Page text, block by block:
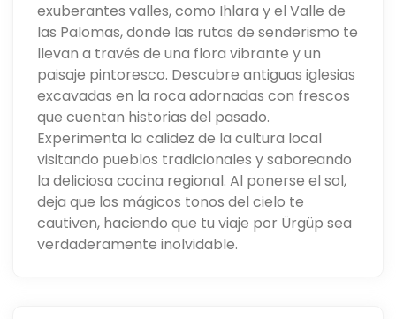
exuberantes valles, como Ihlara y el Valle de
las Palomas, donde las rutas de senderismo te
llevan a través de una flora vibrante y un
paisaje pintoresco. Descubre antiguas iglesias
excavadas en la roca adornadas con frescos
que cuentan historias del pasado.
Experimenta la calidez de la cultura local
visitando pueblos tradicionales y saboreando
la deliciosa cocina regional. Al ponerse el sol,
deja que los mágicos tonos del cielo te
cautiven, haciendo que tu viaje por Ürgüp sea
verdaderamente inolvidable.